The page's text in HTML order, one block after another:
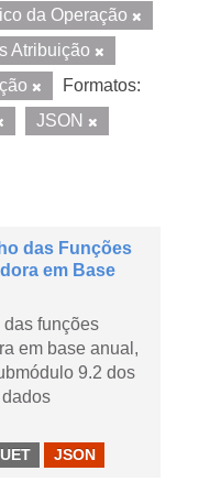
da Operação
Atribuição
Formatos:
JSON
das Funções
em Base
das funções
em base anual,
9.2 dos
JSON